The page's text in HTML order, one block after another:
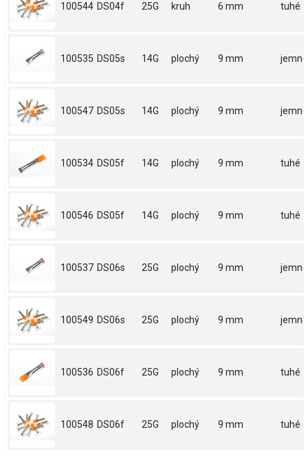
100544 DS04f 25G kruh 6 mm tuhé
100535 DS05s 14G plochý 9 mm jemné
100547 DS05s 14G plochý 9 mm jemné
100534 DS05f 14G plochý 9 mm tuhé
100546 DS05f 14G plochý 9 mm tuhé
100537 DS06s 25G plochý 9 mm jemné
100549 DS06s 25G plochý 9 mm jemné
100536 DS06f 25G plochý 9 mm tuhé
100548 DS06f 25G plochý 9 mm tuhé